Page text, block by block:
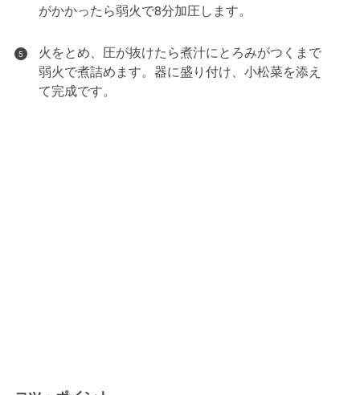
がかかったら弱火で8分加圧します。
5
火をとめ、圧が抜けたら煮汁にとろみがつくまで
弱火で煮詰めます。器に盛り付け、小松菜を添え
て完成です。